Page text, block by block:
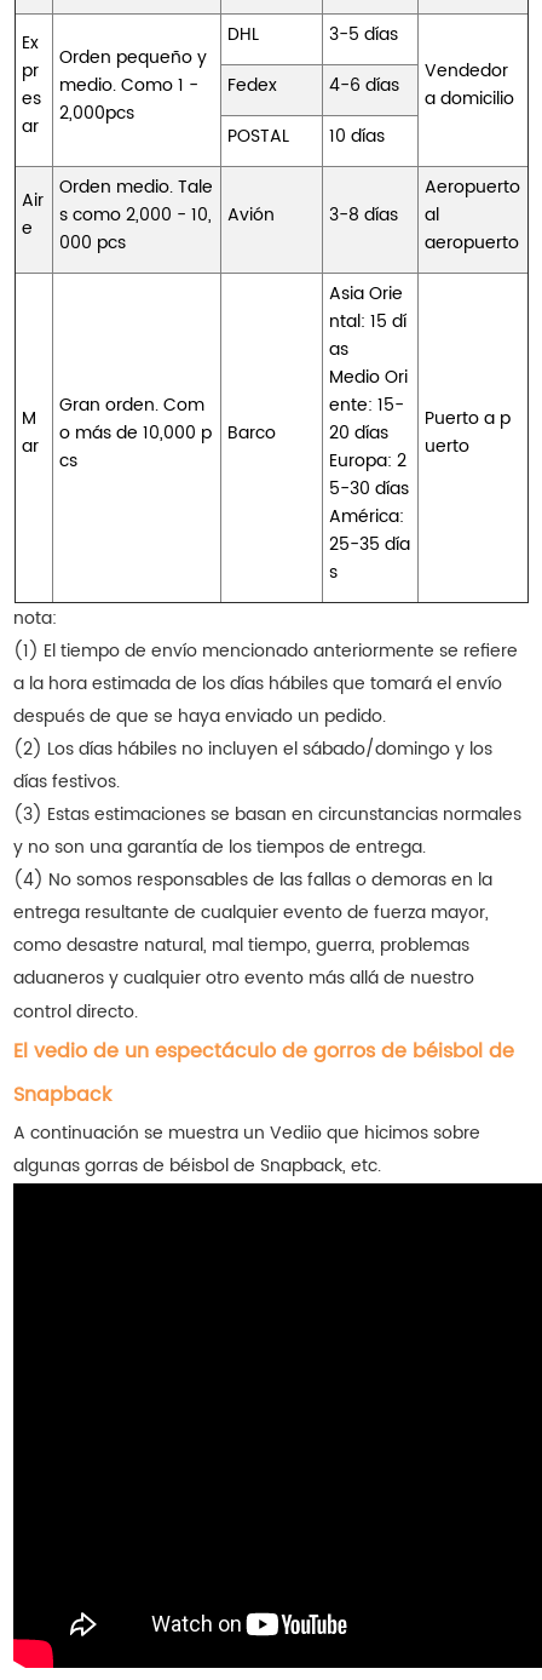
Ex
pr
es
ar
Orden pequeño y
medio. Como 1 -
2,000pcs
DHL
3-5 días
Vendedor
a domicilio
Fedex
4-6 días
POSTAL
10 días
Air
e
Orden medio. Tale
s como 2,000 - 10,
000 pcs
Avión 3-8 días
Aeropuerto
al
aeropuerto
M
ar
Gran orden. Com
o más de 10,000 p
cs
Barco
Asia Orie
ntal: 15 dí
as
Medio Ori
ente: 15-
20 días
Europa: 2
5-30 días
América:
25-35 día
s
Puerto a p
uerto
nota:
(1) El tiempo de envío mencionado anteriormente se refiere
a la hora estimada de los días hábiles que tomará el envío
después de que se haya enviado un pedido.
(2) Los días hábiles no incluyen el sábado/domingo y los
días festivos.
(3) Estas estimaciones se basan en circunstancias normales
y no son una garantía de los tiempos de entrega.
(4) No somos responsables de las fallas o demoras en la
entrega resultante de cualquier evento de fuerza mayor,
como desastre natural, mal tiempo, guerra, problemas
aduaneros y cualquier otro evento más allá de nuestro
control directo.
El vedio de un espectáculo de gorros de béisbol de
Snapback
A continuación se muestra un Vediio que hicimos sobre
algunas gorras de béisbol de Snapback, etc.